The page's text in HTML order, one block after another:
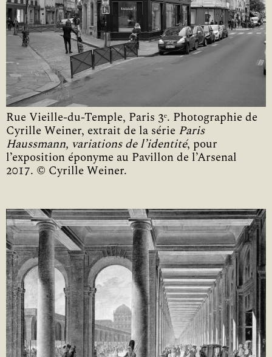
Rue Vieille-du-Temple, Paris 3ᵉ. Photographie de
Cyrille Weiner, extrait de la série Paris
Haussmann, variations de l’identité, pour
l’exposition éponyme au Pavillon de l’Arsenal
2017. © Cyrille Weiner.